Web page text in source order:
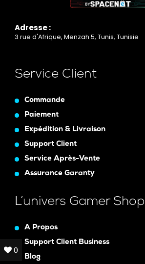
Adresse :
3 rue d'Afrique, Menzah 5, Tunis, Tunisie
Service Client
Commande
Paiement
Expédition & Livraison
Support Client
Service Après-Vente
Assurance Garanty
L’univers Gamer Shop
A Propos
Support Client Business
Blog
0
0